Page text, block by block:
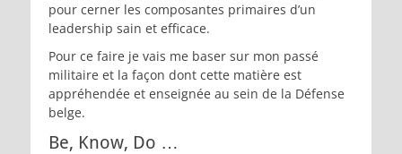
pour cerner les composantes primaires d’un
leadership sain et efficace.
Pour ce faire je vais me baser sur mon passé
militaire et la façon dont cette matière est
appréhendée et enseignée au sein de la Défense
belge.
Be, Know, Do …